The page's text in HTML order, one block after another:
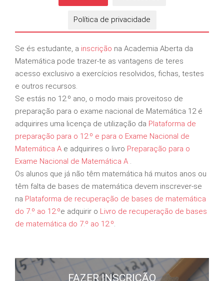
Política de privacidade
Se és estudante, a inscrição na Academia Aberta da
Matemática pode trazer-te as vantagens de teres
acesso exclusivo a exercícios resolvidos, fichas, testes
e outros recursos.
Se estás no 12.º ano, o modo mais proveitoso de
preparação para o exame nacional de Matemática 12 é
adquirires uma licença de utilização da Plataforma de
preparação para o 12.º e para o Exame Nacional de
Matemática A e adquirires o livro Preparação para o
Exame Nacional de Matemática A
Os alunos que já não têm matemática há muitos anos ou
têm falta de bases de matemática devem inscrever-se
na Plataforma de recuperação de bases de matemática
do 7.º ao 12.ºe adquirir o Livro de recuperação de bases
de matemática do 7.º ao 12.º
FAZER INSCRIÇÃO